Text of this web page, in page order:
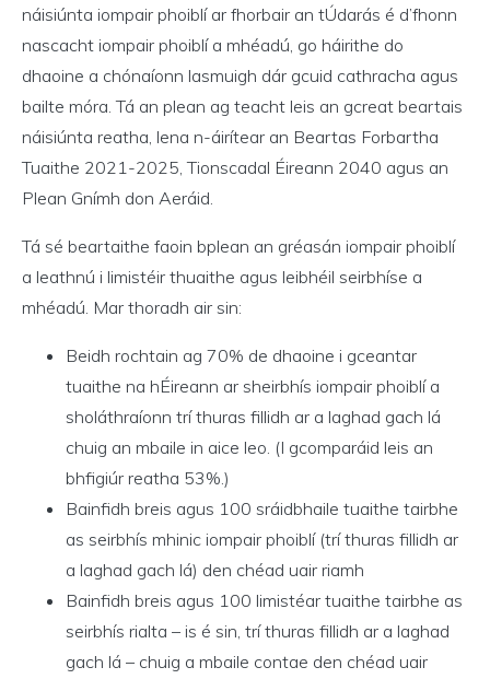
náisiúnta iompair phoiblí ar fhorbair an tÚdarás é d’fhonn
nascacht iompair phoiblí a mhéadú, go háirithe do
dhaoine a chónaíonn lasmuigh dár gcuid cathracha agus
bailte móra. Tá an plean ag teacht leis an gcreat beartais
náisiúnta reatha, lena n-áirítear an Beartas Forbartha
Tuaithe 2021-2025, Tionscadal Éireann 2040 agus an
Plean Gnímh don Aeráid.
Tá sé beartaithe faoin bplean an gréasán iompair phoiblí
a leathnú i limistéir thuaithe agus leibhéil seirbhíse a
mhéadú. Mar thoradh air sin:
Beidh rochtain ag 70% de dhaoine i gceantar
tuaithe na hÉireann ar sheirbhís iompair phoiblí a
sholáthraíonn trí thuras fillidh ar a laghad gach lá
chuig an mbaile in aice leo. (I gcomparáid leis an
bhfigiúr reatha 53%.)
Bainfidh breis agus 100 sráidbhaile tuaithe tairbhe
as seirbhís mhinic iompair phoiblí (trí thuras fillidh ar
a laghad gach lá) den chéad uair riamh
Bainfidh breis agus 100 limistéar tuaithe tairbhe as
seirbhís rialta – is é sin, trí thuras fillidh ar a laghad
gach lá – chuig a mbaile contae den chéad uair